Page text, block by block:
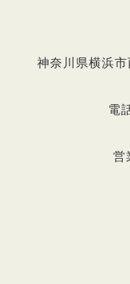
神奈川県横浜
電
営